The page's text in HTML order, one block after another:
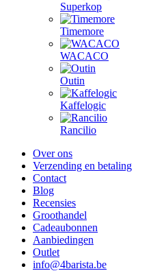
Superkop
Timemore
WACACO
Outin
Kaffelogic
Rancilio
Over ons
Verzending en betaling
Contact
Blog
Recensies
Groothandel
Cadeaubonnen
Aanbiedingen
Outlet
info@4barista.be